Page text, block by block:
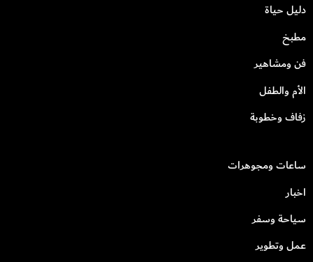
دليل حياة
مطبخ
فن ومشاهير
الأم والطفل
زفاف وخطوبة
ساعات ومجوهرات
اخبار
سياحة وسفر
عمل وتطوير